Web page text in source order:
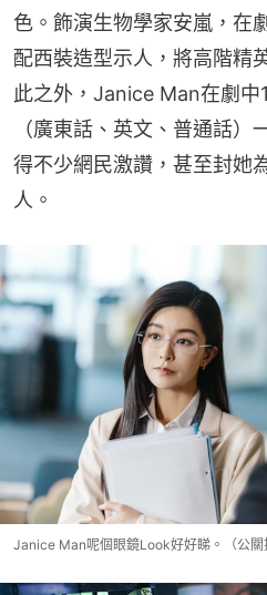
色。飾演生物學家安嵐，在
配西裝造型示人，將高階精
此之外，Janice Man在劇中
（廣東話、英文、普通話
得不少網民激讚，甚至封她
人。
Janice Man呢個眼鏡Look好好睇。（公關